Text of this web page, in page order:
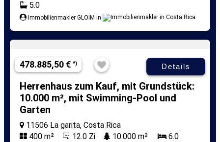
5.0
Immobilienmakler GLOIM in
478.885,50 € *) Details
Herrenhaus zum Kauf, mit Grundstück:
10.000 m², mit Swimming-Pool und
Garten
11506 La garita, Costa Rica
400 m²
12.0 Zi 10.000 m² 6.0